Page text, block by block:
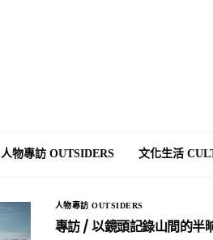
人物專訪 OUTSIDERS 文化生活
人物專訪 OUTSIDERS
專訪 / 以鏡頭記錄山間的半